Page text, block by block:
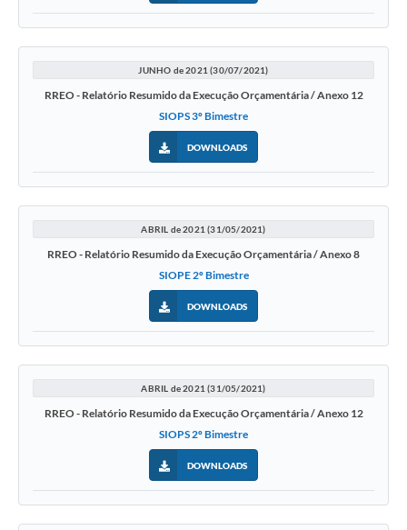
JUNHO de 2021 (30/07/2021)
RREO - Relatório Resumido da Execução Orçamentária / Anexo 12
SIOPS 3º Bimestre
DOWNLOADS
ABRIL de 2021 (31/05/2021)
RREO - Relatório Resumido da Execução Orçamentária / Anexo 8
SIOPE 2º Bimestre
DOWNLOADS
ABRIL de 2021 (31/05/2021)
RREO - Relatório Resumido da Execução Orçamentária / Anexo 12
SIOPS 2º Bimestre
DOWNLOADS